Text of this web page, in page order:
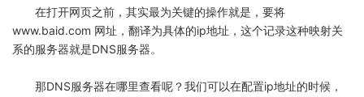
在打开网页之前，其实最为关键的操作就是，要将
www.baid.com 网址，翻译为具体的ip地址，这个记录这种映射关
系的服务器就是DNS服务器。
那DNS服务器在哪里查看呢？我们可以在配置ip地址的时候，